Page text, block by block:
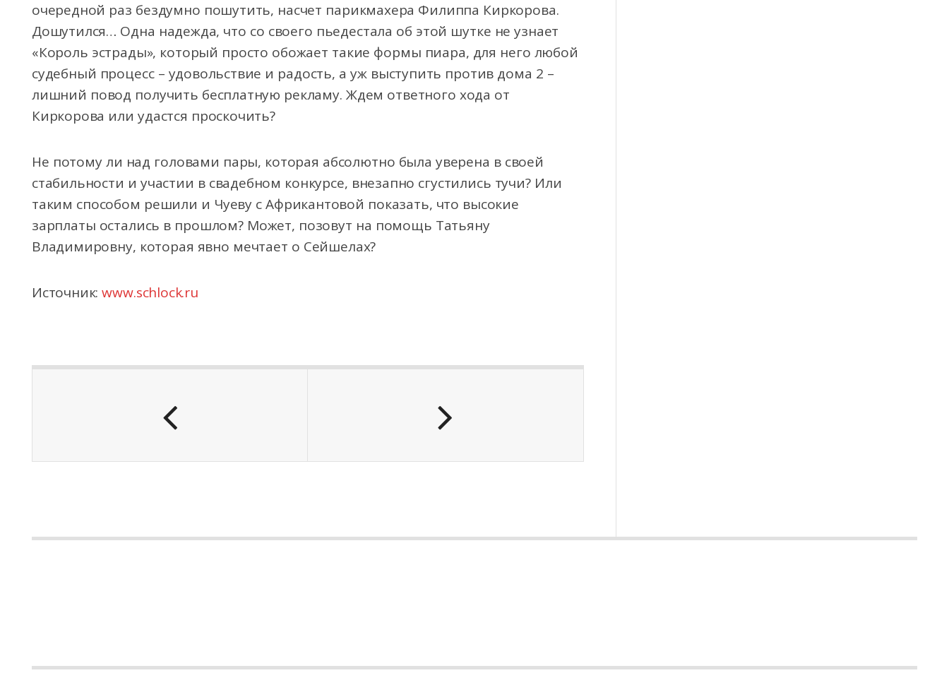
очередной раз бездумно пошутить, насчет парикмахера Филиппа Киркорова.
Дошутился… Одна надежда, что со своего пьедестала об этой шутке не узнает
«Король эстрады», который просто обожает такие формы пиара, для него любой
судебный процесс – удовольствие и радость, а уж выступить против дома 2 –
лишний повод получить бесплатную рекламу. Ждем ответного хода от
Киркорова или удастся проскочить?
Не потому ли над головами пары, которая абсолютно была уверена в своей
стабильности и участии в свадебном конкурсе, внезапно сгустились тучи? Или
таким способом решили и Чуеву с Африкантовой показать, что высокие
зарплаты остались в прошлом? Может, позовут на помощь Татьяну
Владимировну, которая явно мечтает о Сейшелах?
Источник:www.schlock.ru